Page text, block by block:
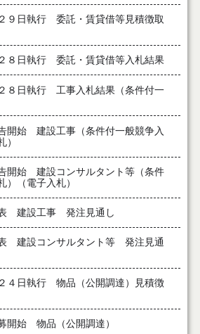
９日執行 委託・賃貸借等見積徴取
８日執行 委託・賃貸借等入札結果
８日執行 工事入札結果（条件付一
開始 建設工事（条件付一般競争入
）
開始 建設コンサルタント等（条件
）（電子入札）
表 建設工事 発注見通し
建設コンサルタント等 発注見通
４日執行 物品（公開調達）見積徴
開始 物品（公開調達）